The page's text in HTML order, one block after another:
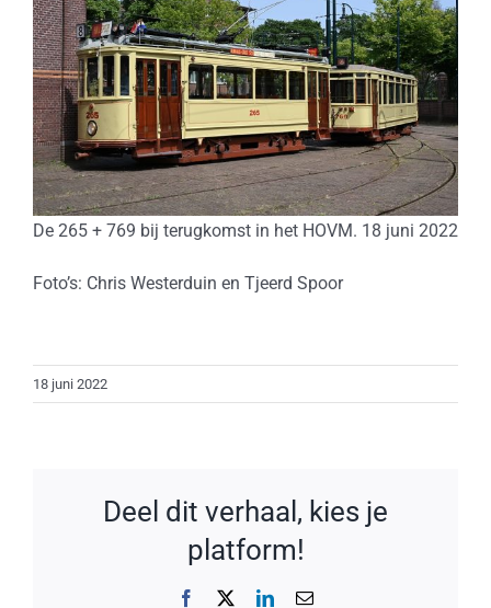
De 265 + 769 bij terugkomst in het HOVM. 18 juni 2022
Foto’s: Chris Westerduin en Tjeerd Spoor
18 juni 2022
Deel dit verhaal, kies je
platform!
Facebook LinkedIn
E-